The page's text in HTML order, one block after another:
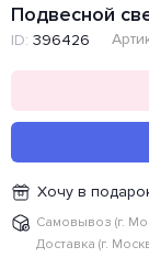
Подвесной
ID: 396426
Хочу в
Самовывоз (г.
Доставка (г.